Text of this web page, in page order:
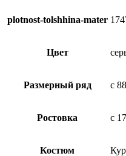
plotnost-tolshhina-mater
Цвет
Размерный ряд с
Ростовка с
Костюм